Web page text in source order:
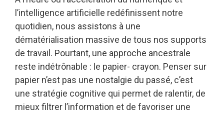
l’intelligence artificielle redéfinissent notre
quotidien, nous assistons à une
dématérialisation massive de tous nos supports
de travail. Pourtant, une approche ancestrale
reste indétrônable : le papier- crayon. Penser sur
papier n’est pas une nostalgie du passé, c’est
une stratégie cognitive qui permet de ralentir, de
mieux filtrer l’information et de favoriser une